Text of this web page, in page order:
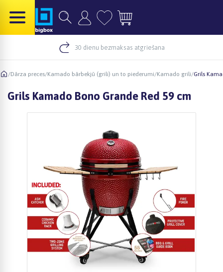
30 dienu bezmaksas atgriešana
/Dārza preces/Kamado bārbekjū (grili) un to piederumi/Kamado grili/Grils
Grils Kamado Bono Grande Red 59 cm